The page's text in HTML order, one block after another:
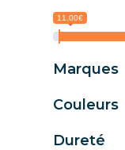
11.00€
Marques
Couleurs
Dureté